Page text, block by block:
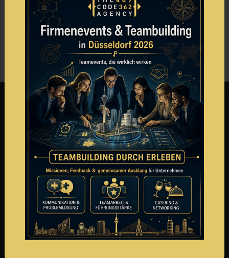
Zu den FAQ's
Teilen via
Name *
Email-Adresse *